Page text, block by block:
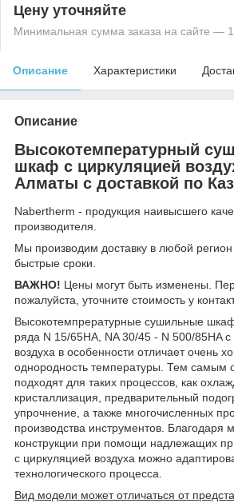
Цену уточняйте
Минимальная сумма заказа на сайте —
Описание Характеристики
Описание
Высокотемпературный
шкаф с циркуляцией
Алматы с доставкой по
Nabertherm - продукция наивысшего
производителя.
Мы производим доставку в любой регион
быстрые сроки.
ВАЖНО! Цены могут быть изменены.
пожалуйста, уточните стоимость у
Высокотемпрературные сушильные
ряда N 15/65HA, NA 30/45 - N 500/85HA с
воздуха в особенности отличает очень
oднородность температуры. Тем самым
подходят для таких процессов, как
кристаллизация, предварительный
упрочнение, а также многочисленных
производства инструментов. Благодаря
конструкции при помощи надлежащих
с циркуляцией воздуха можно
технологического процесса.
Вид модели может отличаться от